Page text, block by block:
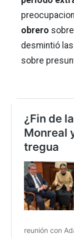
obrero
desmintió
sobre